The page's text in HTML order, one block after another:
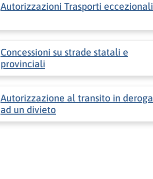
Autorizzazioni Trasporti eccezionali
Concessioni su strade statali e
provinciali
Autorizzazione al transito in deroga
ad un divieto